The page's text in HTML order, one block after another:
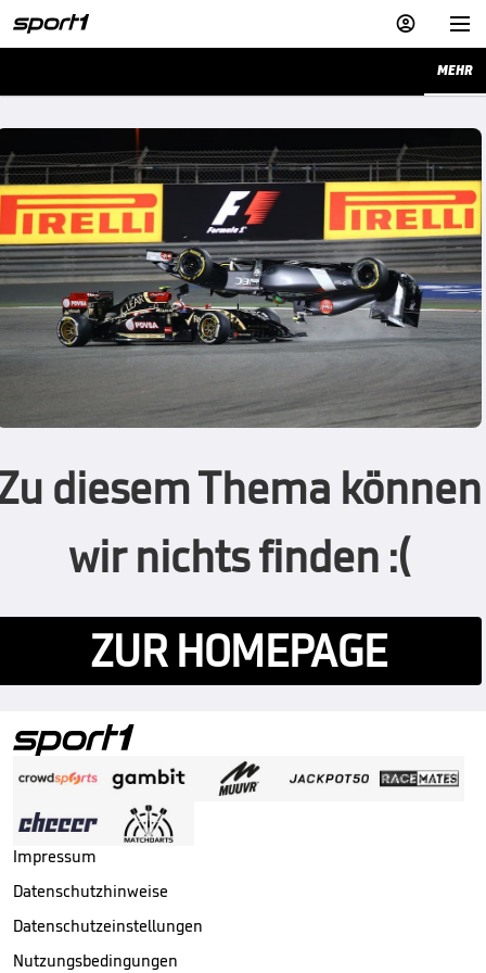


MEHR
diesem Thema können
wir nichts finden :(
ZUR HOMEPAGE
Impressum
Datenschutzhinweise
Datenschutzeinstellungen
Nutzungsbedingungen